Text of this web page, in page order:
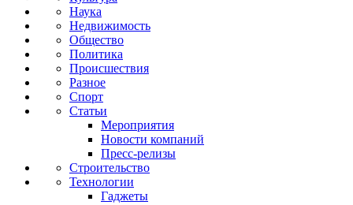
Наука
Недвижимость
Общество
Политика
Происшествия
Разное
Спорт
Статьи
Мероприятия
Новости компаний
Пресс-релизы
Строительство
Технологии
Гаджеты